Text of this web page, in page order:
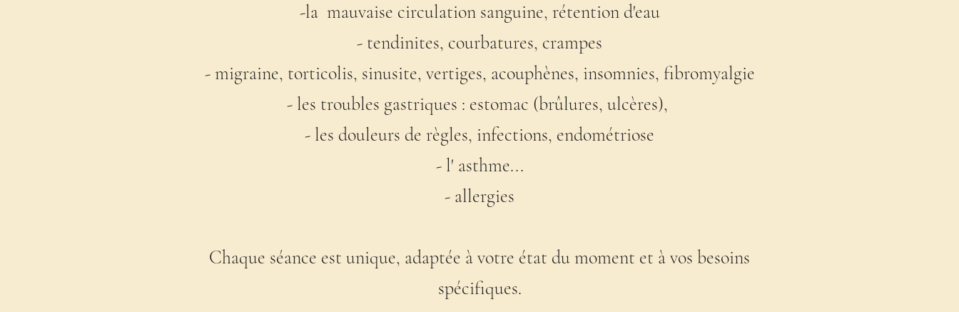
-la mauvaise circulation sanguine, rétention d'eau
- tendinites, courbatures, crampes
- migraine, torticolis, sinusite, vertiges, acouphènes, insomnies, fibromyalgie
- les troubles gastriques : estomac (brûlures, ulcères),
- les douleurs de règles, infections, endométriose
- l' asthme...
- allergies
Chaque séance est unique, adaptée à votre état du moment et à vos besoins
spécifiques.